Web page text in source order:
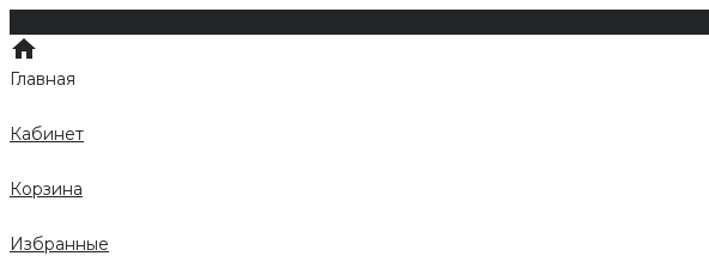
Главная
Кабинет
Корзина
Избранные